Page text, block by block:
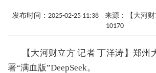
解决方案
发布时间：2025-02-25 11:38 来源：【大河
10170
【大河财立方 记者 丁洋涛】郑州
署“满血版”DeepSeek。